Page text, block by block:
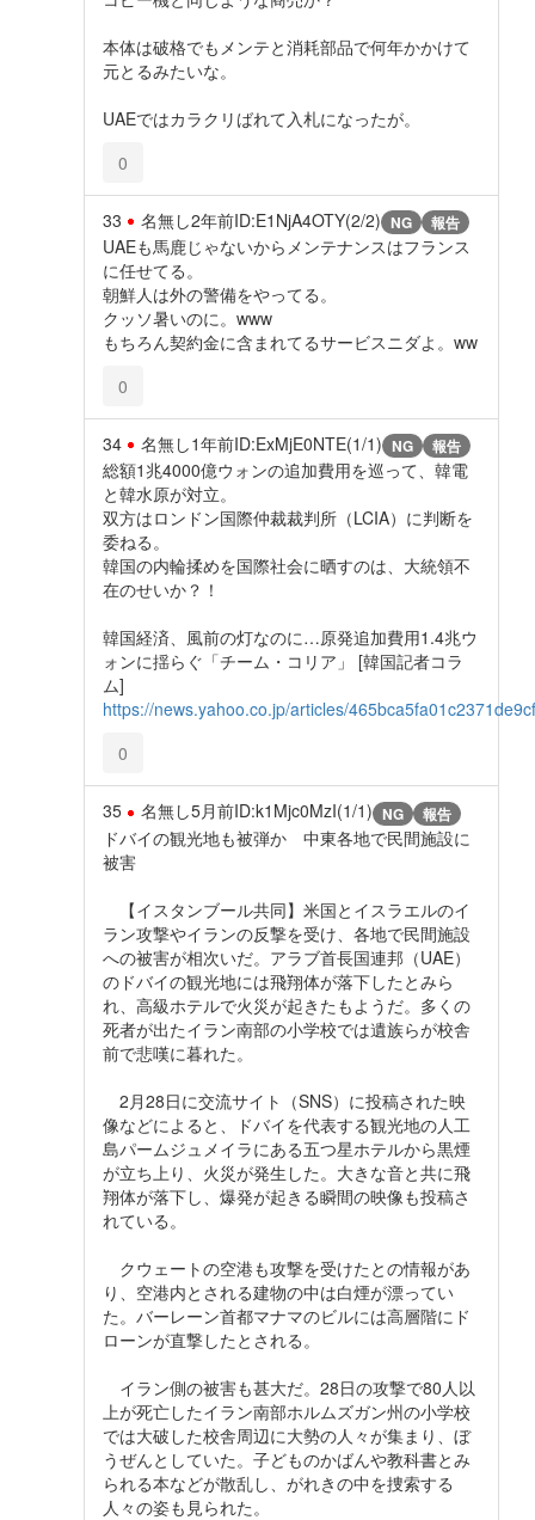
本体は破格でもメンテと消耗部品で何年かかけて
元とるみたいな。
UAEではカラクリばれて入札になったが。
0
33 名無し2年前ID:E1NjA4OTY(2/2) NG 報告
UAEも馬鹿じゃないからメンテナンスはフランス
に任せてる。
朝鮮人は外の警備をやってる。
クッソ暑いのに。www
もちろん契約金に含まれてるサービスニダよ。ww
0
34 名無し1年前ID:ExMjE0NTE(1/1) NG 報告
総額1兆4000億ウォンの追加費用を巡って、韓電
と韓水原が対立。
双方はロンドン国際仲裁裁判所（LCIA）に判断を
委ねる。
韓国の内輪揉めを国際社会に晒すのは、大統領不
在のせいか？！
韓国経済、風前の灯なのに…原発追加費用1.4兆ウ
ォンに揺らぐ「チーム・コリア」 [韓国記者コラ
ム]
https://news.yahoo.co.jp/articles/
0
35 名無し5月前ID:k1Mjc0MzI(1/1) NG 報告
ドバイの観光地も被弾か 中東各地で民間施設に
被害
【イスタンブール共同】米国とイスラエルのイ
ラン攻撃やイランの反撃を受け、各地で民間施設
への被害が相次いだ。アラブ首長国連邦（UAE）
のドバイの観光地には飛翔体が落下したとみら
れ、高級ホテルで火災が起きたもようだ。多くの
死者が出たイラン南部の小学校では遺族らが校舎
前で悲嘆に暮れた。
2月28日に交流サイト（SNS）に投稿された映
像などによると、ドバイを代表する観光地の人工
島パームジュメイラにある五つ星ホテルから黒煙
が立ち上り、火災が発生した。大きな音と共に飛
翔体が落下し、爆発が起きる瞬間の映像も投稿さ
れている。
クウェートの空港も攻撃を受けたとの情報があ
り、空港内とされる建物の中は白煙が漂ってい
た。バーレーン首都マナマのビルには高層階にド
ローンが直撃したとされる。
イラン側の被害も甚大だ。28日の攻撃で80人以
上が死亡したイラン南部ホルムズガン州の小学校
では大破した校舎周辺に大勢の人々が集まり、ぼ
うぜんとしていた。子どものかばんや教科書とみ
られる本などが散乱し、がれきの中を捜索する
人々の姿も見られた。